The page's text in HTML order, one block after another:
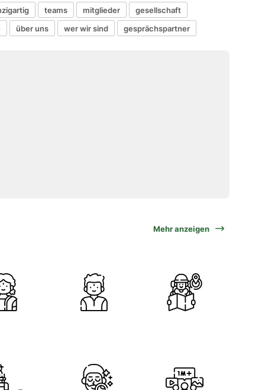
teams mitglieder
gesellschaft
über uns wer wir sind gesprächspartner
Mehr anzeigen